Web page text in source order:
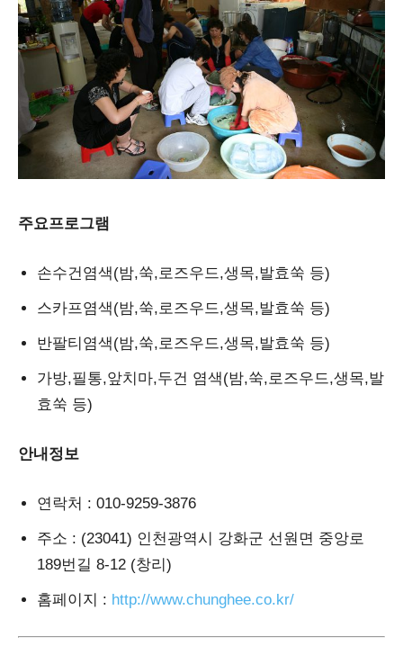
주요프로그램
손수건염색(밤,쑥,로즈우드,생목,발효쑥 등)
스카프염색(밤,쑥,로즈우드,생목,발효쑥 등)
반팔티염색(밤,쑥,로즈우드,생목,발효쑥 등)
가방,필통,앞치마,두건 염색(밤,쑥,로즈우드,생목,발
효쑥 등)
안내정보
연락처 : 010-9259-3876
주소 : (23041) 인천광역시 강화군 선원면 중앙로
189번길 8-12 (창리)
홈페이지 : http://www.chunghee.co.kr/